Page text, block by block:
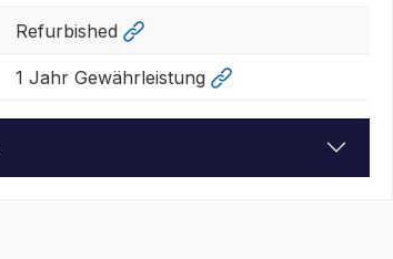
Refurbished
1 Jahr Gewährleistung